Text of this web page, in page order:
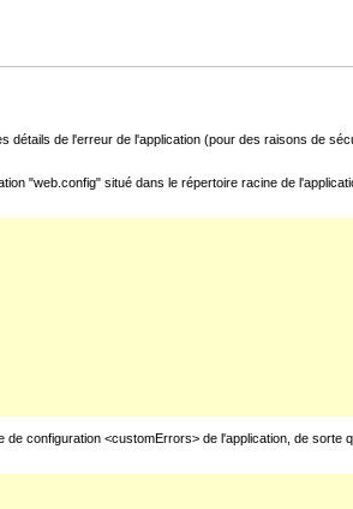
de l'erreur de l'application (pour des raisons de
"web.config" situé dans le répertoire racine de
configuration <customErrors> de l'application, de sorte